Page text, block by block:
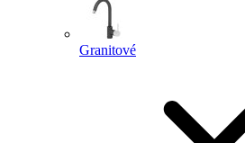
Granitové